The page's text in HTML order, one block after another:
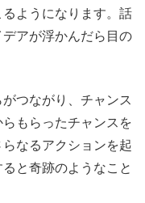
ようになります。話
アが浮かんだら目の
つながり、チャンス
もらったチャンスを
なるアクションを起
と奇跡のようなこと